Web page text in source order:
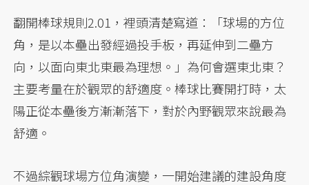
翻開棒球規則2.01，裡頭清楚寫道：「球場的方位
角，是以本壘出發經過投手板，再延伸到二壘方
向，以面向東北東最為理想。」為何會選東北東？
主要考量在於觀眾的舒適度。棒球比賽開打時，太
陽正從本壘後方漸漸落下，對於內野觀眾來說最為
舒適。
不過綜觀球場方位角演變，一開始建議的建設角度